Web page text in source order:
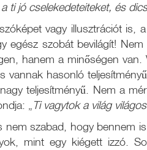
ti jó cselekedeteiteket, és
vagy illusztrációt is,
egész szobát bevilágít!
hanem a minőségen
vannak hasonló
teljesítményű. Nem a
„
Ti vagytok a világ
nem szabad, hogy bennem
mint egy kiégett izzó.